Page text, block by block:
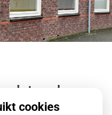
cookies